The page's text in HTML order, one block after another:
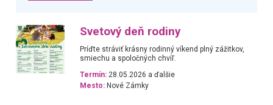
Svetový deň rodiny
Príďte stráviť krásny rodinný víkend plný zážitkov,
smiechu a spoločných chvíľ.
Termín: 28.05.2026 a ďalšie
Mesto: Nové Zámky